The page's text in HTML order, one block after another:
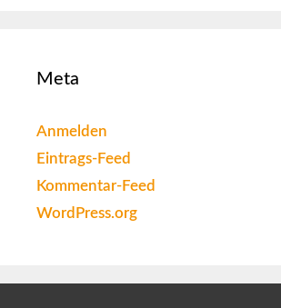
Meta
Anmelden
Eintrags-Feed
Kommentar-Feed
WordPress.org